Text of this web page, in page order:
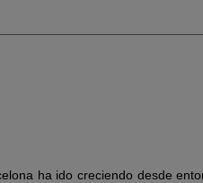
ha ido creciendo desde